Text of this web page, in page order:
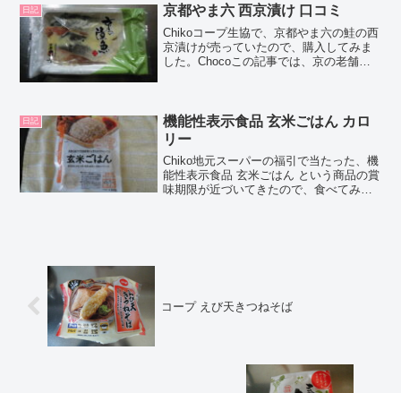
るよ！...
日記 京都やま六 西京漬け 口コミ
Chikoコープ生協で、京都やま六の鮭の西
京漬けが売っていたので、購入してみま
した。Chocoこの記事では、京の老舗、
合！買うならやっ...
日記
機能性表示食品 玄米ごはん カロ
リー
Chiko地元スーパーの福引で当たった、機
能性表示食品 玄米ごはん という商品の賞
味期限が近づいてきたので、食べてみま
コープ えび天きつねそば